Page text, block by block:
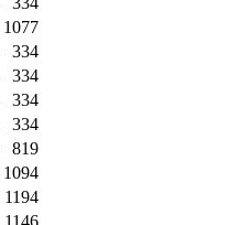
1077
334
334
334
334
819
1094
1194